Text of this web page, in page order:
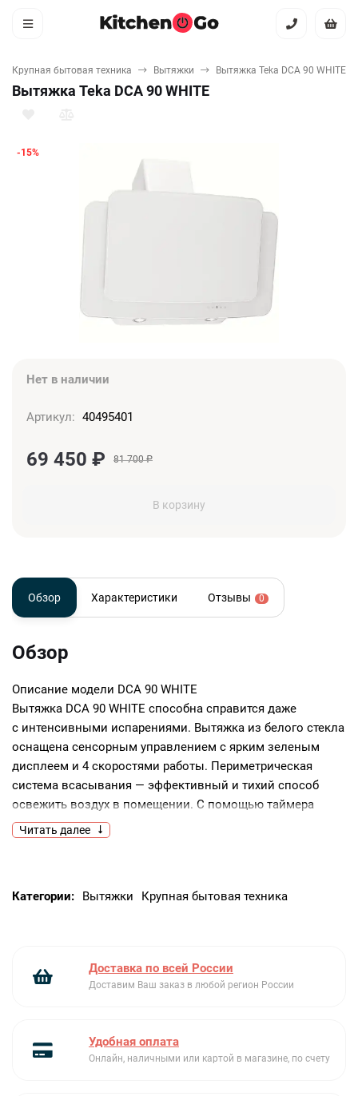
Крупная бытовая техника Вытяжки Вытяжка Teka DCA 90 WHITE
Вытяжка Teka DCA 90 WHITE
-15%
Нет в наличии
Артикул: 40495401
69 450 ₽ 81 700₽
В корзину
Обзор Характеристики Отзывы 0
Обзор
Описание модели DCA 90 WHITE
Вытяжка DCA 90 WHITE способна справится даже
с интенсивными испарениями. Вытяжка из белого стекла
оснащена сенсорным управлением с ярким зеленым
дисплеем и 4 скоростями работы. Периметрическая
система всасывания — эффективный и тихий способ
освежить воздух в помещении. С помощью таймера
задается продолжительность работы вытяжки и время
ее отключения. Современное исполнение и простое
Ключевые преимущества:
Читать далее
Категории: Вытяжки Крупная бытовая техника
Доставка по всей России
Доставим Ваш заказ в любой регион России
Удобная оплата
Онлайн, наличными или картой в магазине, по счету